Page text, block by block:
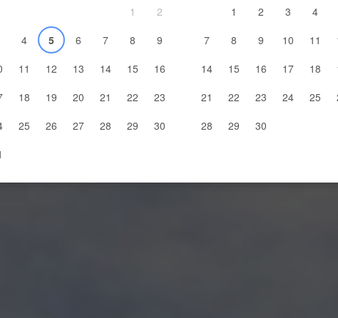
1
2
4 5 6 7 8
9
11 12 13 14 15
16
18 19 20 21 22
23
25 26 27 28 29
30
1
2 3 4
7
8 9 10 11
14
15 16 17 18
21
22 23 24 25
28
29 30